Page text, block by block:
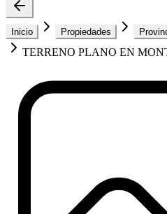
Inicio Propiedades
TERRENO PLANO EN